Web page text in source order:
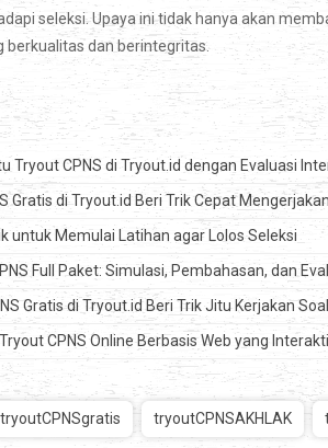
seleksi. Upaya ini tidak hanya akan
berkualitas dan berintegritas.
Tryout CPNS di Tryout.id dengan Evaluasi
Gratis di Tryout.id Beri Trik Cepat
untuk Memulai Latihan agar Lolos Seleksi
Full Paket: Simulasi, Pembahasan, dan
Gratis di Tryout.id Beri Trik Jitu Kerjakan
CPNS Online Berbasis Web yang
tryoutCPNSgratis tryoutCPNSAKHLAK